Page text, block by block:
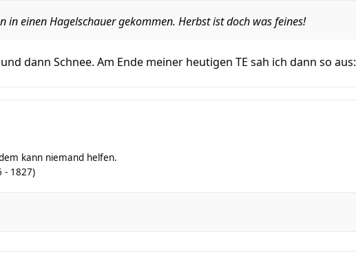
in einen Hagelschauer gekommen. Herbst ist doch was feines!
dann Schnee. Am Ende meiner heutigen TE sah ich dann so aus:
kann niemand helfen.
- 1827)